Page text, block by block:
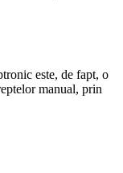
este, de fapt, o
manual, prin